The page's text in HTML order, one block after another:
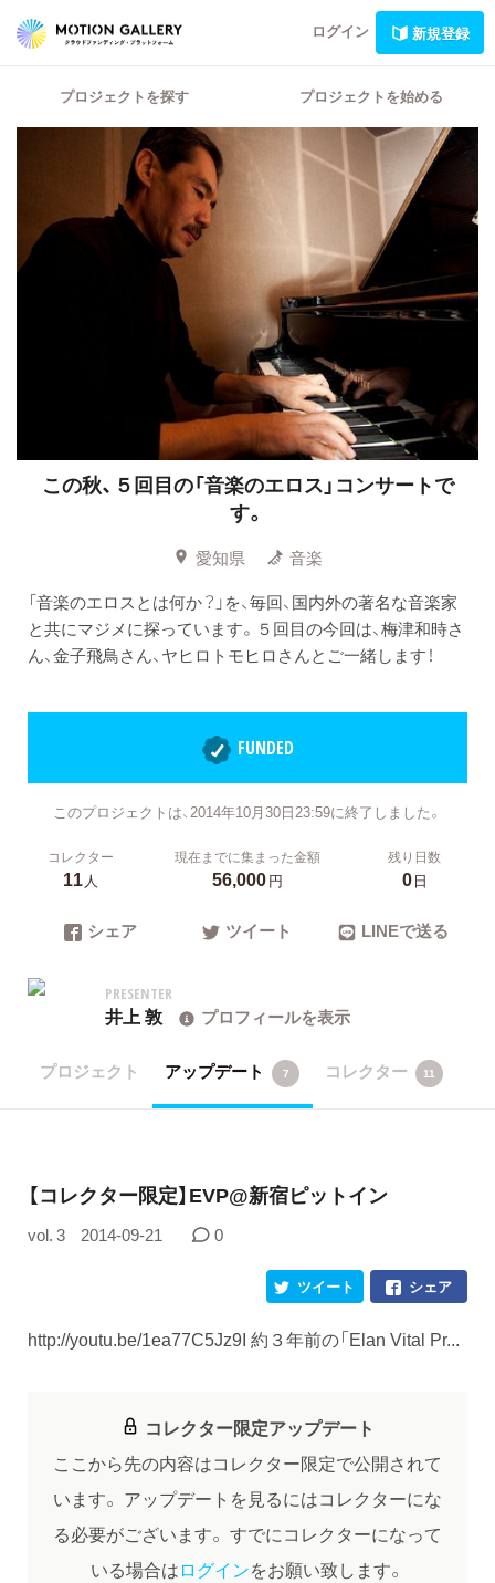
ログイン 新規登録
プロジェクトを探す プロジェクトを始める
この秋、５回目の「音楽のエロス」コンサートで
す。
愛知県
音楽
「音楽のエロスとは何か？」を、毎回、国内外の著名な音楽家
と共にマジメに探っています。５回目の今回は、梅津和時さ
ん、金子飛鳥さん、ヤヒロトモヒロさんとご一緒します！
FUNDED
このプロジェクトは、2014年10月30日23:59に終了しました。
コレクター
11人
現在までに集まった金額
56,000円
残り日数
0日
シェア ツイート LINEで送る
PRESENTER
井上 敦 プロフィールを表示
プロジェクト アップデート 7 コレクター 11
【コレクター限定】EVP@新宿ピットイン
vol. 3 2014-09-21 0
シェア
ツイート
http://youtu.be/1ea77C5Jz9I 約３年前の「Elan Vital Pr...
コレクター限定アップデート
ここから先の内容はコレクター限定で公開されて
います。 アップデートを見るにはコレクターにな
る必要がございます。 すでにコレクターになって
いる場合はログインをお願い致します。